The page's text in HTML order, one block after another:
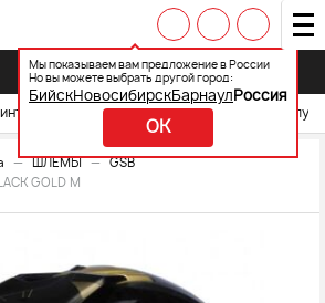
Мы показываем вам предложение в России
Но вы можете выбрать другой город:
БийскНовосибирскБарнаул Россия
OK
Выберите свой мотоцикл и
ШЛЕМЫ
GSB
GOLD M